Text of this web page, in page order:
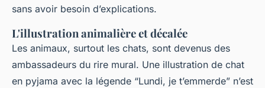
sans avoir besoin d’explications.
L'illustration animalière et décalée
Les animaux, surtout les chats, sont devenus des
ambassadeurs du rire mural. Une illustration de chat
en pyjama avec la légende “Lundi, je t’emmerde” n’est